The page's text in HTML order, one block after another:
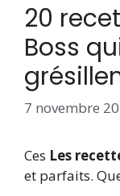
20
Boss
7 novembre
Ces Les
et parfaits.